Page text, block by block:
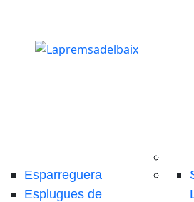
Esparreguera
Esplugues de